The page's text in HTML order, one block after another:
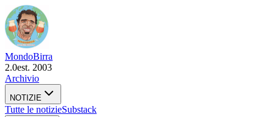
MondoBirra
2.0est. 2003
Archivio
NOTIZIE
Tutte le notizieSubstack